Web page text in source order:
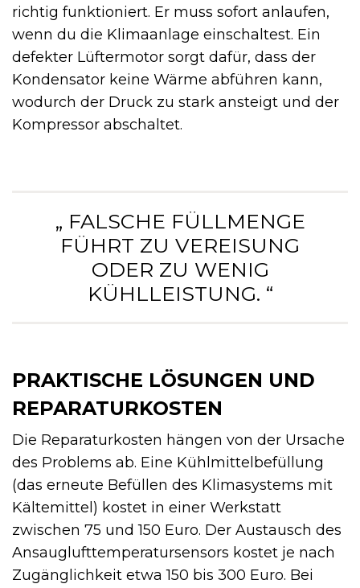
richtig funktioniert. Er muss sofort anlaufen,
wenn du die Klimaanlage einschaltest. Ein
defekter Lüftermotor sorgt dafür, dass der
Kondensator keine Wärme abführen kann,
wodurch der Druck zu stark ansteigt und der
Kompressor abschaltet.
„ FALSCHE FÜLLMENGE
FÜHRT ZU VEREISUNG
ODER ZU WENIG
KÜHLLEISTUNG. “
PRAKTISCHE LÖSUNGEN UND
REPARATURKOSTEN
Die Reparaturkosten hängen von der Ursache
des Problems ab. Eine Kühlmittelbefüllung
(das erneute Befüllen des Klimasystems mit
Kältemittel) kostet in einer Werkstatt
zwischen 75 und 150 Euro. Der Austausch des
Ansauglufttemperatursensors kostet je nach
Zugänglichkeit etwa 150 bis 300 Euro. Bei